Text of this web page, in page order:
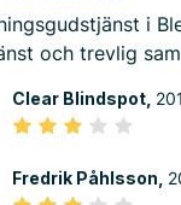
i
och trevlig
Clear Blindspot,
Fredrik Påhlsson,